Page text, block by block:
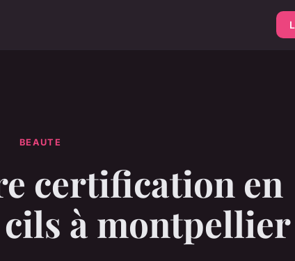
BEAUTE
certification en
à montpellier